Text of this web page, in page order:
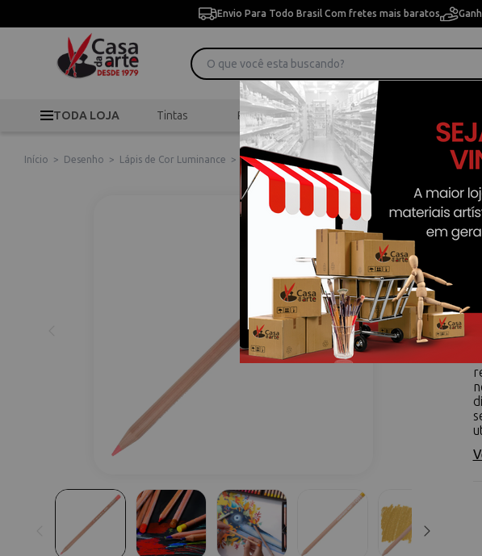
Envio Para Todo Brasil Com fretes mais baratos
TODA LOJA Tintas Pincéis Desenho
Início > Desenho > Lápis de Cor Luminance > Lápis Luminance 6901 Caran d'Ache - Cores Quentes